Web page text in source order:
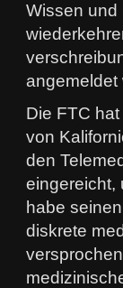
Wissen und
angemeldet
Die FTC
von
den
eingereicht,
habe
diskrete